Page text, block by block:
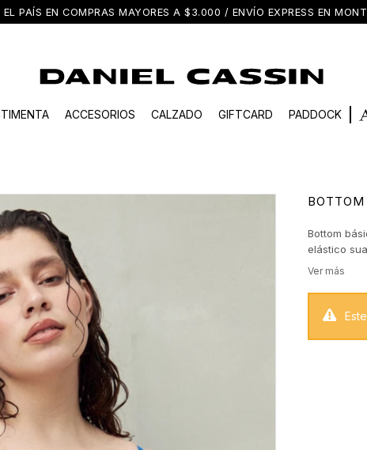
PAÍS EN COMPRAS MAYORES A $3.000 / ENVÍO EXPRESS EN
ACCESORIOS CALZADO GIFTCARD PADDOCK
Bottom
elástico
mixear con